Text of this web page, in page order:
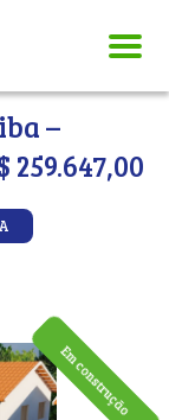
–
Em construção